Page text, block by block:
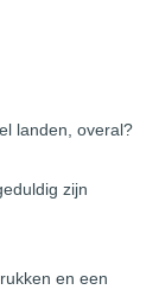
landen, overal?
zijn
en een